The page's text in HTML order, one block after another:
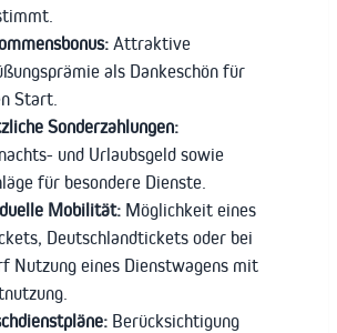
Attraktive
als Dankeschön für
Start.
Sonderzahlungen:
und Urlaubsgeld sowie
für besondere Dienste.
Mobilität: Möglichkeit eines
Deutschlandtickets oder bei
Nutzung eines Dienstwagens mit
Berücksichtigung